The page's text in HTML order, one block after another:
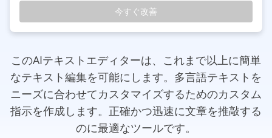
今すぐ改善
このAIテキストエディターは、これまで以上に簡単
なテキスト編集を可能にします。多言語テキストを
ニーズに合わせてカスタマイズするためのカスタム
指示を作成します。正確かつ迅速に文章を推敲する
のに最適なツールです。